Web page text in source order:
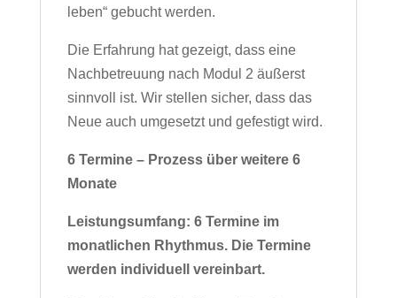
leben“ gebucht werden.
Die Erfahrung hat gezeigt, dass eine
Nachbetreuung nach Modul 2 äußerst
sinnvoll ist. Wir stellen sicher, dass das
Neue auch umgesetzt und gefestigt wird.
6 Termine – Prozess über weitere 6
Monate
Leistungsumfang: 6 Termine im
monatlichen Rhythmus. Die Termine
werden individuell vereinbart.